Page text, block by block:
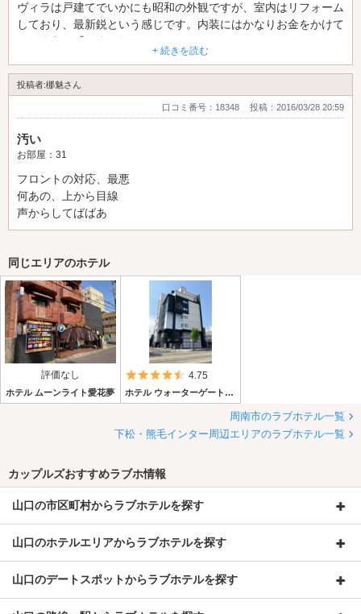
ヴィラは戸建てでいかにも昭和の外観ですが、室内はリフォーム
しており、最新鋭という感じです。内装にはかなりお金をかけて
いるように感じました。
リビングとベッドルームが仕切られており、それぞれに大型テレ
ビが設置されていました。クーラーも合わせて２台！！
激しい運動をされても大丈夫です。笑
トももちろんみられます。
外観をみると入るのに躊躇されるかもしれませんが、中は本当に
素晴らしいですよ。お風呂やトイレも綺麗すぎます。
しかも、サービスも無料なものが多いです。フリータイムも長い
しています。ゆっくり過ごせます。
このラブホの良さが広がってきているのか、先日行ったときはほ
ぼ満員でした。フロントに電話した際も丁寧に対応してください
ました。
内装は最新鋭でしたが、シューターは残されていました。現金自
動支払い機よりもこのシューターで送金する方が楽しいです。こ
のラブホの文化は残してほしいものです。
いろいろラブホを利用しましたが、ここは上位と思います。また
手前にあるデイトスも素敵な内装です。
+ 続きを読む
投稿者:梛魅さん
口コミ番号：18348 投稿：2016/03/28 20:59
汚い
お部屋：31
フロントの対応、最悪
何あの、上から目線
声からしてばばあ
同じエリアのホテル
評価なし
ホテル ムーンライト愛花夢
5つ星のうち4.5
4.75
ホテル ウォーターゲート徳山
周南市のラブホテル一覧
下松・熊毛インター周辺エリアのラブホテル一覧
カップルズおすすめラブホ情報
山口の市区町村からラブホテルを探す
山口のホテルエリアからラブホテルを探す
山口のデートスポットからラブホテルを探す